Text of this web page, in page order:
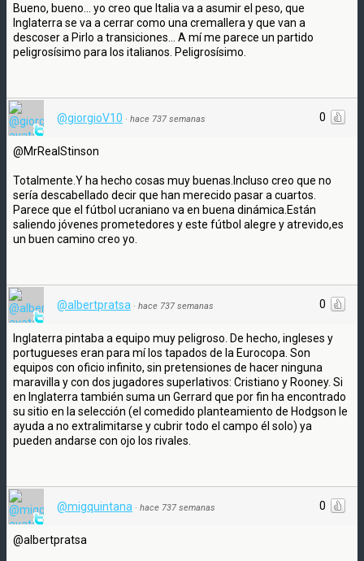
Bueno, bueno... yo creo que Italia va a asumir el peso, que
Inglaterra se va a cerrar como una cremallera y que van a
descoser a Pirlo a transiciones... A mí me parece un partido
peligrosísimo para los italianos. Peligrosísimo.
0
@giorgioV10 · hace 737 semanas
@MrRealStinson
Totalmente.Y ha hecho cosas muy buenas.Incluso creo que no
sería descabellado decir que han merecido pasar a cuartos.
Parece que el fútbol ucraniano va en buena dinámica.Están
saliendo jóvenes prometedores y este fútbol alegre y atrevido,es
un buen camino creo yo.
0
@albertpratsa · hace 737 semanas
Inglaterra pintaba a equipo muy peligroso. De hecho, ingleses y
portugueses eran para mí los tapados de la Eurocopa. Son
equipos con oficio infinito, sin pretensiones de hacer ninguna
maravilla y con dos jugadores superlativos: Cristiano y Rooney. Si
en Inglaterra también suma un Gerrard que por fin ha encontrado
su sitio en la selección (el comedido planteamiento de Hodgson le
ayuda a no extralimitarse y cubrir todo el campo él solo) ya
pueden andarse con ojo los rivales.
0
@migquintana · hace 737 semanas
@albertpratsa